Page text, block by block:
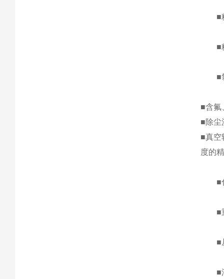
■粉
■糖
■氯
■含氟
■除尘
■真空
度的
■化
■重
■从
■油